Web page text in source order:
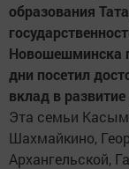
образования
Новошешминска
дни посетил
вклад в
Эта семьи
Шахмайкино,
Архангельской,